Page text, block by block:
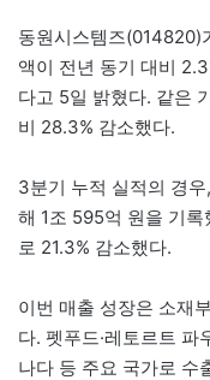
동원시스템즈(014820)
액이 전년 동기 대비
다고 5일 밝혔다. 같은
비 28.3% 감소했다.
3분기 누적 실적의 경
해 1조 595억 원을 기
로 21.3% 감소했다.
이번 매출 성장은 소재
다. 펫푸드·레토르트
나다 등 주요 국가로 수